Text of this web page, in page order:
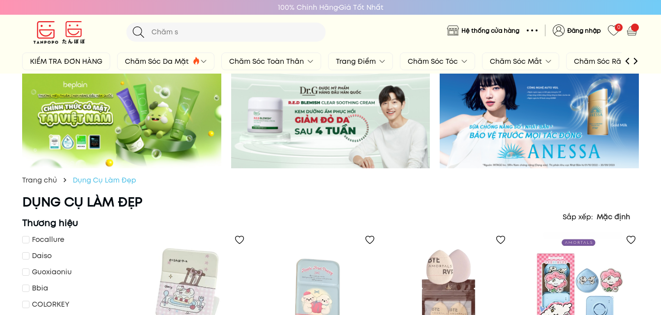
100% Chính HãngGiá Tốt Nhất
Hệ thống cửa hàng Đăng nhập 0
KIỂM TRA ĐƠN HÀNG Chăm Sóc Da Mặt Chăm Sóc Toàn Thân Trang Điểm Chăm Sóc Tóc Chăm Sóc Mắt Chăm Sóc Răng Miệng
Trang chủ Dụng Cụ Làm Đẹp
DỤNG CỤ LÀM ĐẸP
Thương hiệu
Focallure
Daiso
Guoxiaoniu
Bbia
COLORKEY
Sắp xếp: Mặc định